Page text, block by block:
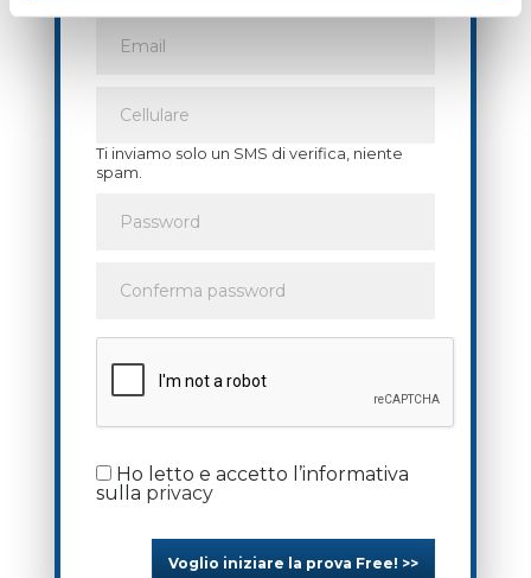
Ti inviamo solo un SMS di verifica, niente
spam.
Ho letto e accetto l’informativa
sulla privacy
Voglio iniziare la prova Free! >>